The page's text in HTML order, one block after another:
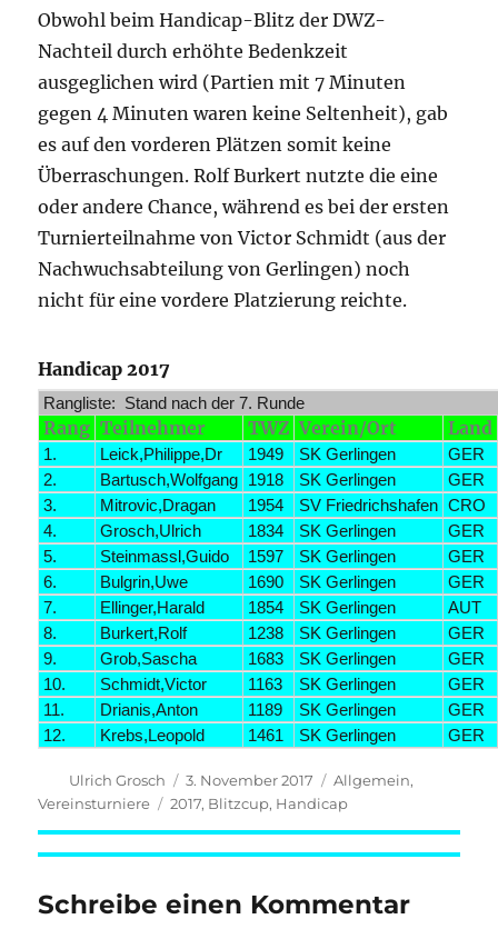
Obwohl beim Handicap-Blitz der DWZ-
Nachteil durch erhöhte Bedenkzeit
ausgeglichen wird (Partien mit 7 Minuten
gegen 4 Minuten waren keine Seltenheit), gab
es auf den vorderen Plätzen somit keine
Überraschungen. Rolf Burkert nutzte die eine
oder andere Chance, während es bei der ersten
Turnierteilnahme von Victor Schmidt (aus der
Nachwuchsabteilung von Gerlingen) noch
nicht für eine vordere Platzierung reichte.
Handicap 2017
Rangliste: Stand nach der 7. Runde
Rang Teilnehmer TWZ Verein/Ort Land
1. Leick,Philippe,Dr 1949 SK Gerlingen
GER
2.
Bartusch,Wolfgang 1918 SK Gerlingen
GER
3.
Mitrovic,Dragan 1954 SV Friedrichshafen CRO
4.
Grosch,Ulrich 1834 SK Gerlingen
GER
5.
Steinmassl,Guido 1597 SK Gerlingen
GER
6.
Bulgrin,Uwe 1690 SK Gerlingen
GER
7.
Ellinger,Harald 1854 SK Gerlingen
AUT
8.
Burkert,Rolf 1238 SK Gerlingen
GER
9.
Grob,Sascha 1683 SK Gerlingen
GER
10.
Schmidt,Victor 1163 SK Gerlingen
GER
11.
Drianis,Anton 1189 SK Gerlingen
GER
12.
Krebs,Leopold 1461 SK Gerlingen GER
Autor
Ulrich Grosch
Veröffentlicht
am
3. November 2017 Kategorien
Allgemein,
Vereinsturniere
Schlagwörter
2017, Blitzcup, Handicap
Schreibe einen Kommentar